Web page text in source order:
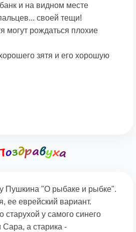
и на видном месте
своей тещи!
могут рождаться плохие
зятя и его хорошую
Пушкина "О рыбаке и рыбке".
ее еврейский вариант.
у самого синего
Сара, а старика -